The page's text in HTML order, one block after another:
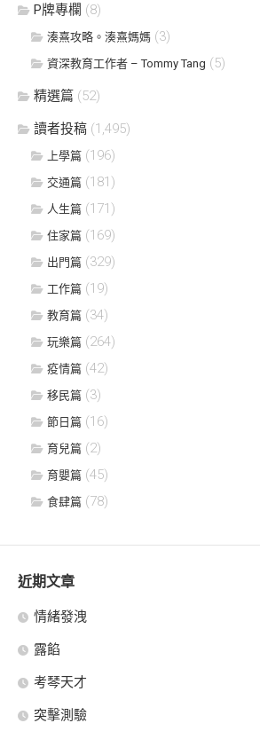
P牌專欄 (8)
湊熹攻略。湊熹媽媽 (3)
資深教育工作者 – Tommy Tang (5)
精選篇 (52)
讀者投稿 (1,495)
上學篇 (196)
交通篇 (181)
人生篇 (171)
住家篇 (169)
出門篇 (329)
工作篇 (19)
教育篇 (34)
玩樂篇 (264)
疫情篇 (42)
移民篇 (3)
節日篇 (16)
育兒篇 (2)
育嬰篇 (45)
食肆篇 (78)
近期文章
情緒發洩
露餡
考琴天才
突擊測驗